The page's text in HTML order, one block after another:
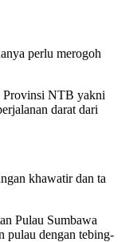
perlu merogoh
Provinsi NTB yakni
darat dari
khawatir dan ta
Pulau Sumbawa
pulau dengan tebing-